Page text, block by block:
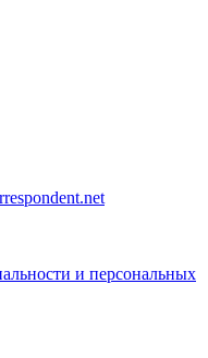
и персональных